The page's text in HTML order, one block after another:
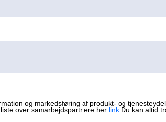
og markedsføring af produkt- og
over samarbejdspartnere her link Du kan altid